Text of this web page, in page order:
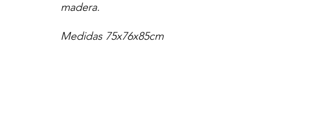
madera.
Medidas 75x76x85cm